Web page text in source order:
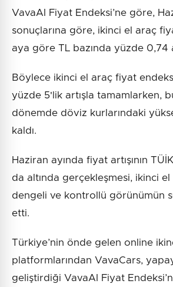
VavaAI Fiyat Endeksi’ne göre,
sonuçlarına göre, ikinci el araç
aya göre TL bazında yüzde 0,74
Böylece ikinci el araç fiyat endeksi
yüzde 5'lik artışla tamamlarken,
dönemde döviz kurlarındaki
kaldı.
Haziran ayında fiyat artışının
da altında gerçekleşmesi, ikinci
dengeli ve kontrollü görünümün
etti.
Türkiye’nin önde gelen online
platformlarından VavaCars,
geliştirdiği VavaAI Fiyat